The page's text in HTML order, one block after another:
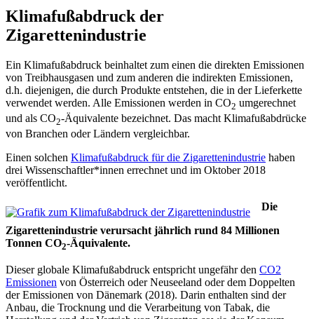
Klimafußabdruck der
Zigarettenindustrie
Ein Klimafußabdruck beinhaltet zum einen die direkten Emissionen
von Treibhausgasen und zum anderen die indirekten Emissionen,
d.h. diejenigen, die durch Produkte entstehen, die in der Lieferkette
verwendet werden. Alle Emissionen werden in CO2 umgerechnet
und als CO2-Äquivalente bezeichnet. Das macht Klimafußabdrücke
von Branchen oder Ländern vergleichbar.
Einen solchen Klimafußabdruck für die Zigarettenindustrie haben
drei Wissenschaftler*innen errechnet und im Oktober 2018
veröffentlicht.
Die
Zigarettenindustrie verursacht jährlich rund 84 Millionen
Tonnen CO2-Äquivalente.
Dieser globale Klimafußabdruck entspricht ungefähr den CO2
Emissionen von Österreich oder Neuseeland oder dem Doppelten
der Emissionen von Dänemark (2018). Darin enthalten sind der
Anbau, die Trocknung und die Verarbeitung von Tabak, die